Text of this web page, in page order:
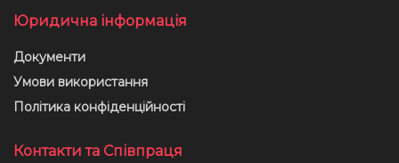
Юридична інформація
Документи
Умови використання
Політика конфіденційності
Контакти та Співпраця